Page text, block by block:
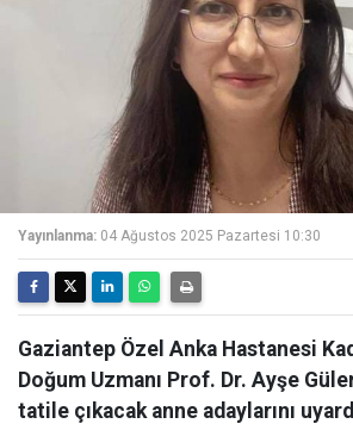
Yayınlanma: 04 Ağustos 2025 Pazartesi 10:30
Gaziantep Özel Anka Hastanesi
Doğum Uzmanı Prof. Dr. Ayşe
tatile çıkacak anne adaylarını